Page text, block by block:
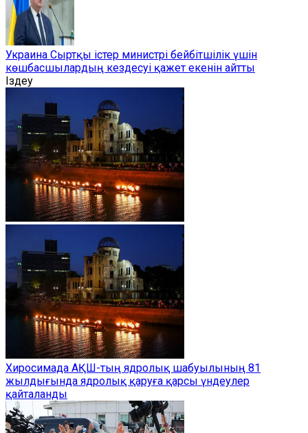
Украина Сыртқы істер министрі бейбітшілік үшін
көшбасшылардың кездесуі қажет екенін айтты
Іздеу
Хиросимада АҚШ-тың ядролық шабуылының 81
жылдығында ядролық қаруға қарсы үндеулер
қайталанды